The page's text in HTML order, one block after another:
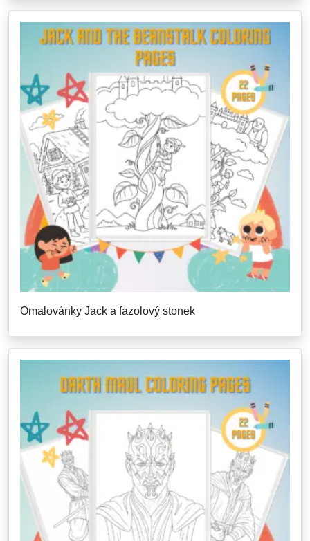
Omalovánky Jack a fazolový stonek